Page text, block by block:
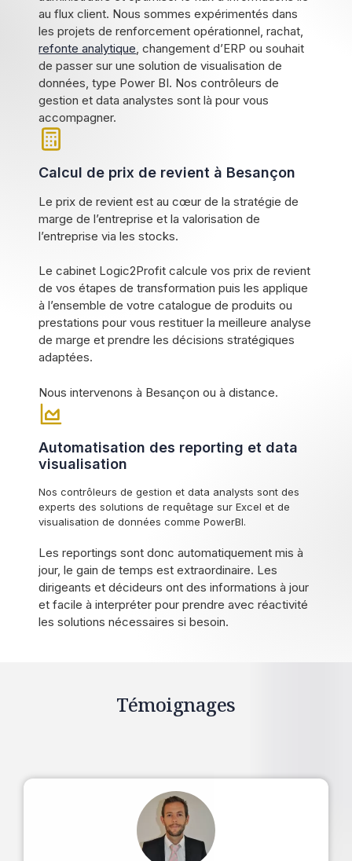
au flux client. Nous sommes expérimentés dans
les projets de renforcement opérationnel, rachat,
refonte analytique , changement d’ERP ou souhait
de passer sur une solution de visualisation de
données, type Power BI. Nos contrôleurs de
gestion et data analystes sont là pour vous
accompagner.
Calcul de prix de revient à Besançon
Le prix de revient est au cœur de la stratégie de
marge de l’entreprise et la valorisation de
l’entreprise via les stocks.
Le cabinet Logic2Profit calcule vos prix de revient
de vos étapes de transformation puis les applique
à l’ensemble de votre catalogue de produits ou
prestations pour vous restituer la meilleure analyse
de marge et prendre les décisions stratégiques
adaptées.
Nous intervenons à Besançon ou à distance.
Automatisation des reporting et data
visualisation
Nos contrôleurs de gestion et data analysts sont des
experts des solutions de requêtage sur Excel et de
visualisation de données comme PowerBI.
Les reportings sont donc automatiquement mis à
jour, le gain de temps est extraordinaire. Les
dirigeants et décideurs ont des informations à jour
et facile à interpréter pour prendre avec réactivité
les solutions nécessaires si besoin.
Témoignages